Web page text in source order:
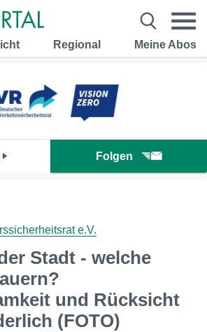
Regional Meine Abos
Folgen
e.V.
Stadt - welche
und Rücksicht
(FOTO)